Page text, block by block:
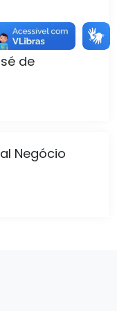
de
Negócio